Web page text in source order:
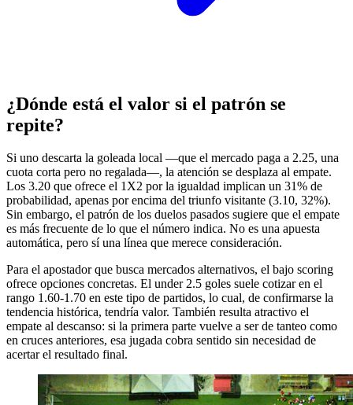
¿Dónde está el valor si el patrón se
repite?
Si uno descarta la goleada local —que el mercado paga a 2.25, una
cuota corta pero no regalada—, la atención se desplaza al empate.
Los 3.20 que ofrece el 1X2 por la igualdad implican un 31% de
probabilidad, apenas por encima del triunfo visitante (3.10, 32%).
Sin embargo, el patrón de los duelos pasados sugiere que el empate
es más frecuente de lo que el número indica. No es una apuesta
automática, pero sí una línea que merece consideración.
Para el apostador que busca mercados alternativos, el bajo scoring
ofrece opciones concretas. El under 2.5 goles suele cotizar en el
rango 1.60-1.70 en este tipo de partidos, lo cual, de confirmarse la
tendencia histórica, tendría valor. También resulta atractivo el
empate al descanso: si la primera parte vuelve a ser de tanteo como
en cruces anteriores, esa jugada cobra sentido sin necesidad de
acertar el resultado final.